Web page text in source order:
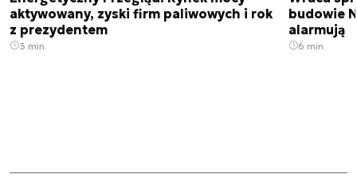
aktywowany, zyski firm paliwowych i rok
z prezydentem
3 min.
budowie
alarmują
6 min.